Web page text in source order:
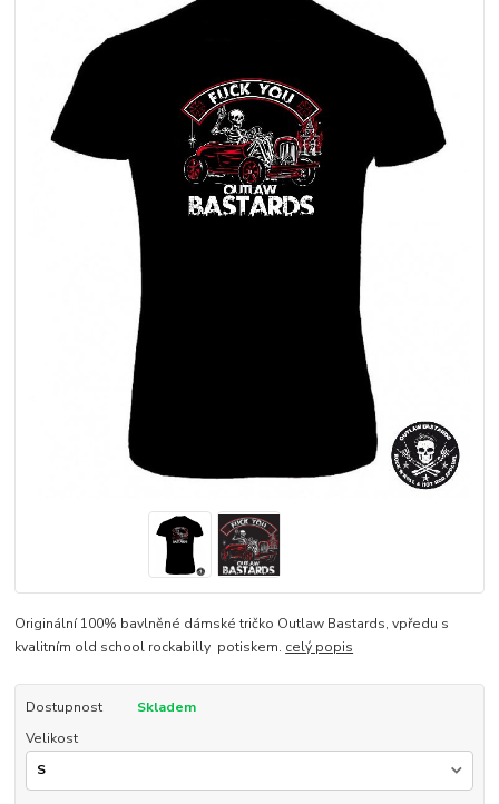
Originální 100% bavlněné dámské tričko Outlaw Bastards, vpředu s
kvalitním old school rockabilly potiskem. celý popis
Dostupnost
Skladem
Velikost